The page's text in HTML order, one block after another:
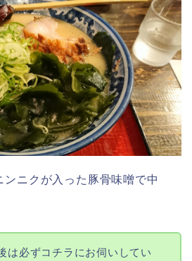
ンニクが入った豚骨味噌で中
は必ずコチラにお伺いしてい